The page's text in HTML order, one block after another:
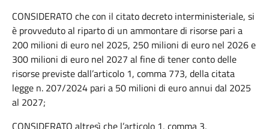
CONSIDERATO che con il citato decreto interministeriale, si
è provveduto al riparto di un ammontare di risorse pari a
200 milioni di euro nel 2025, 250 milioni di euro nel 2026 e
300 milioni di euro nel 2027 al fine di tener conto delle
risorse previste dall’articolo 1, comma 773, della citata
legge n. 207/2024 pari a 50 milioni di euro annui dal 2025
al 2027;
CONSIDERATO altresì che l’articolo 1, comma 3,